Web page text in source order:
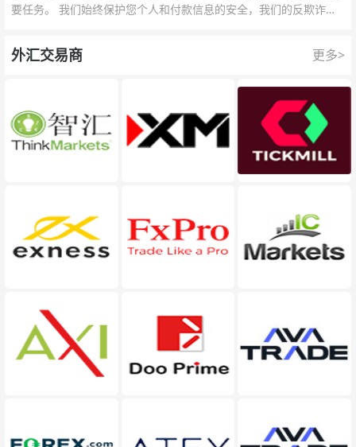
要任务。 我们始终保护您个人和付款信息的安全，我们的反欺诈团
外汇交易商 更多>